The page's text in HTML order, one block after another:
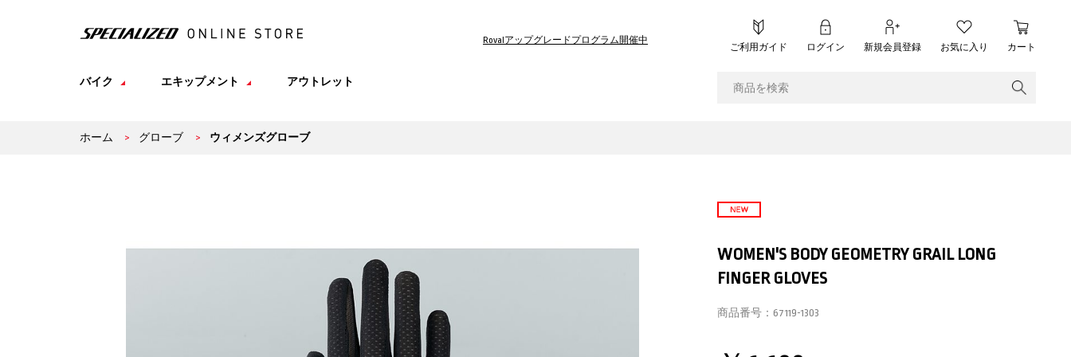
Rovalアップグレードプログラム開催中
ご利用ガイド ログイン 新規会員登録 お気に入り カート
バイク エキップメント アウトレット
ホーム > グローブ > ウィメンズグローブ
WOMEN'S BODY GEOMETRY GRAIL LONG
FINGER GLOVES
商品番号： 67119-1303